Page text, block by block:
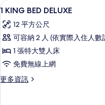
情
顯
示
1
KING
BED
DELUXE
的
4
1 KING BED DELUXE
12 平方公尺
可容納 2 人 (依實際入住人數
1 張特大雙人床
免費無線上網
更多資訊
更